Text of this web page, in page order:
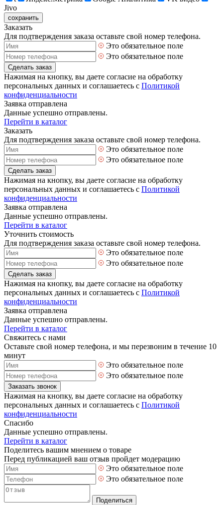
Jivo
сохранить
Заказать
Для подтверждения заказа оставьте свой номер телефона.
Это обязательное поле
Это обязательное поле
Сделать заказ
Нажимая на кнопку, вы даете согласие на обработку
персональных данных и соглашаетесь с Политикой
конфиденциальности
Заявка отправлена
Данные успешно отправлены.
Перейти в каталог
Заказать
Для подтверждения заказа оставьте свой номер телефона.
Это обязательное поле
Это обязательное поле
Сделать заказ
Нажимая на кнопку, вы даете согласие на обработку
персональных данных и соглашаетесь с Политикой
конфиденциальности
Заявка отправлена
Данные успешно отправлены.
Перейти в каталог
Уточнить стоимость
Для подтверждения заказа оставьте свой номер телефона.
Это обязательное поле
Это обязательное поле
Сделать заказ
Нажимая на кнопку, вы даете согласие на обработку
персональных данных и соглашаетесь с Политикой
конфиденциальности
Заявка отправлена
Данные успешно отправлены.
Перейти в каталог
Свяжитесь с нами
Оставьте свой номер телефона, и мы перезвоним в течение 10
минут
Это обязательное поле
Это обязательное поле
Заказать звонок
Нажимая на кнопку, вы даете согласие на обработку
персональных данных и соглашаетесь с Политикой
конфиденциальности
Спасибо
Данные успешно отправлены.
Перейти в каталог
Поделитесь вашим мнением о товаре
Перед публикацией ваш отзыв пройдет модерацию
Это обязательное поле
Это обязательное поле
Поделиться